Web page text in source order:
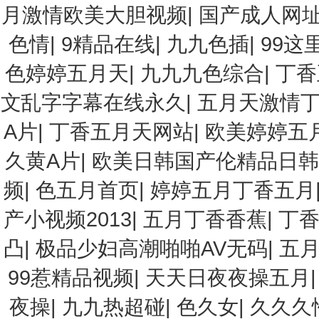
月激情欧美大胆视频| 国产成人网
色情| 9精品在线| 九九色插| 99这
色婷婷五月天| 九九九色综合| 丁
文乱字字幕在线永久 | 五月天激情
A片|丁香五月天网站| 欧美婷婷五
久黄A片| 欧美日韩国产伦精品日
频|色五月首页| 婷婷五月丁香五月
产小视频2013| 五月丁香香蕉| 丁
凸| 极品少妇高潮啪啪AV无码| 五
99惹精品视频| 天天日夜夜操五月
夜操| 九九热超碰|色久女| 久久久